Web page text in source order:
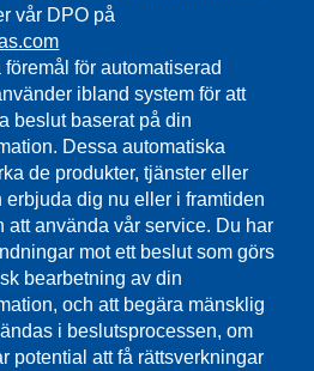
vår DPO på
föremål för automatiserad
ibland system för att
beslut baserat på din
Dessa automatiska
de produkter, tjänster eller
erbjuda dig nu eller i framtiden
att använda vår service. Du har
mot ett beslut som görs
bearbetning av din
och att begära mänsklig
i beslutsprocessen, om
potential att få rättsverkningar